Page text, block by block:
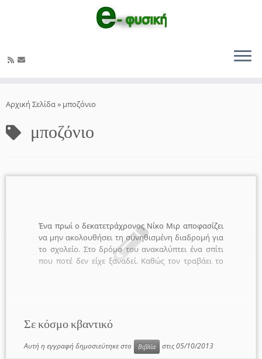
στο
Αρχική Σελίδα» μποζόνιο
μποζόνιο
Ένα πρωί ο δεκατετράχρονος Νίκο Μιρ αποφασίζει
να μην ακολουθήσει τη συνηθισμένη διαδρομή για
το σχολείο. Στο δρόμο του ανακαλύπτει ένα σπίτι
που ποτέ δεν είχε ξαναδεί. Καθώς τον τραβάει το
στον αγώνα της ύλης με την αντιύλη, θα επισκεφθεί
ένα ωρολογοποιείο όπου δοκιμάζεται η θεωρία της
σχετικότητας, θα συναντήσει […]
Σε κόσμο κβαντικό
Αυτή η εγγραφή δημοσιεύτηκε στο Βιβλία στις05/10/2013